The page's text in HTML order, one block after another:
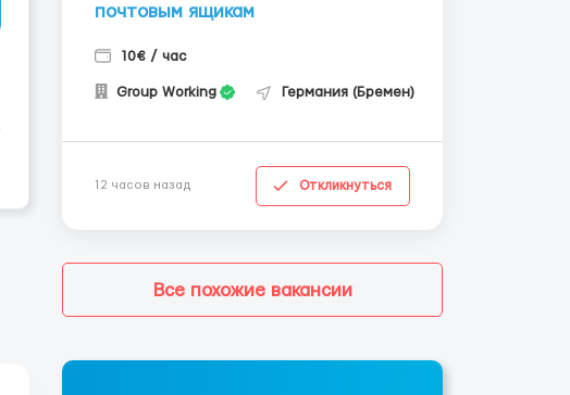
почтовым ящикам
10€ / час
Group Working Германия (Бремен)
12 часов назад Откликнуться
Все похожие вакансии